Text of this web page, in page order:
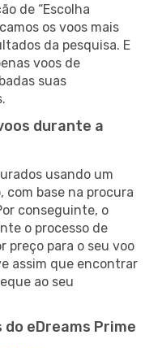
de “Escolha
os voos mais
da pesquisa. E
voos de
suas
durante a
usando um
com base na procura
conseguinte, o
o processo de
preço para o seu voo
assim que encontrar
ao seu
eDreams Prime